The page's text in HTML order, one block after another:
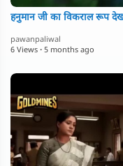
हनुमान जी का विकराल रूप
pawanpaliwal
6 Views · 5 months ago